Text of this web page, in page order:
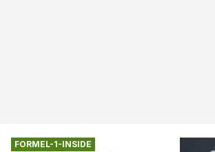
FORMEL-1-INSIDE